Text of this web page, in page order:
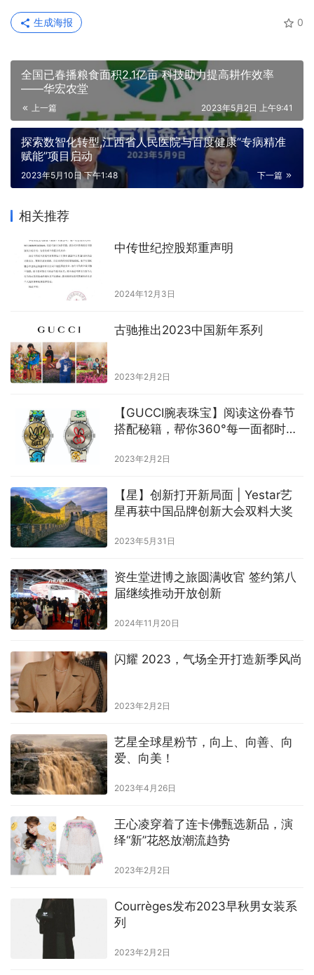
0
生成海报
全国已春播粮食面积2.1亿亩 科技助力提高耕作效率
——华宏农堂
上一篇 2023年5月2日 上午9:41
探索数智化转型,江西省人民医院与百度健康“专病精准
赋能”项目启动
下一篇
2023年5月10日 下午1:48
相关推荐
中传世纪控股郑重声明
2024年12月3日
古驰推出2023中国新年系列
2023年2月2日
【GUCCI腕表珠宝】阅读这份春节
搭配秘籍，帮你360°每一面都时
2023年2月2日
【星】创新打开新局面 | Yestar艺
星再获中国品牌创新大会双料大奖
2023年5月31日
资生堂进博之旅圆满收官 签约第八
届继续推动开放创新
2024年11月20日
闪耀 2023，气场全开打造新季风尚
2023年2月2日
艺星全球星粉节，向上、向善、向
爱、向美！
2023年4月26日
王心凌穿着了连卡佛甄选新品，演
绎“新”花怒放潮流趋势
2023年2月2日
Courrèges发布2023早秋男⼥装系
列
2023年2月2日